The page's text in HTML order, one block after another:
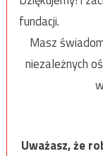
fundacji.
Masz
niezależnych
Uważasz, że